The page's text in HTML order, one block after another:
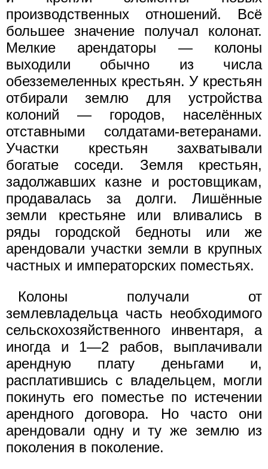
производственных отношений. Всё
большее значение получал колонат.
Мелкие арендаторы — колоны
выходили обычно из числа
обезземеленных крестьян. У крестьян
отбирали землю для устройства
колоний — городов, населённых
отставными солдатами-ветеранами.
Участки крестьян захватывали
богатые соседи. Земля крестьян,
задолжавших казне и ростовщикам,
продавалась за долги. Лишённые
земли крестьяне или вливались в
ряды городской бедноты или же
арендовали участки земли в крупных
частных и императорских поместьях.
Колоны получали от
землевладельца часть необходимого
сельскохозяйственного инвентаря, а
иногда и 1—2 рабов, выплачивали
арендную плату деньгами и,
расплатившись с владельцем, могли
покинуть его поместье по истечении
арендного договора. Но часто они
арендовали одну и ту же землю из
поколения в поколение.